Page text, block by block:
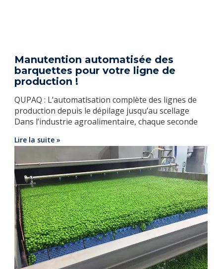
Manutention automatisée des
barquettes pour votre ligne de
production !
QUPAQ : L’automatisation complète des lignes de
production depuis le dépilage jusqu’au scellage
Dans l’industrie agroalimentaire, chaque seconde
Lire la suite »